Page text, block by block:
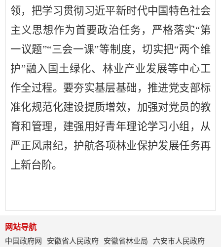
领，把学习贯彻习近平新时代中国特色社会
主义思想作为首要政治任务，严格落实“第
一议题”“三会一课”等制度，切实把“两个维
护”融入国土绿化、林业产业发展等中心工
作全过程。要夯实基层基础，推进党支部标
准化规范化建设提质增效，加强对党员的教
育和管理，建强用好青年理论学习小组，从
严正风肃纪，护航各项林业保护发展任务再
上新台阶。
网站导航
中国政府网
安徽省人民政府 安徽省林业局 六安市人民政府